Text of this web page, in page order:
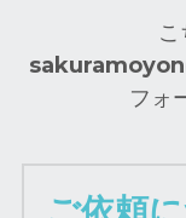
フォ